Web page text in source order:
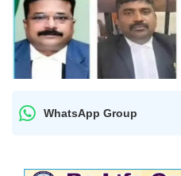
WhatsApp Group